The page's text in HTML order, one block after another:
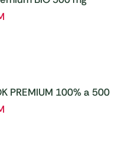
tbl – Hanoju
PREMIUM 100% a 500